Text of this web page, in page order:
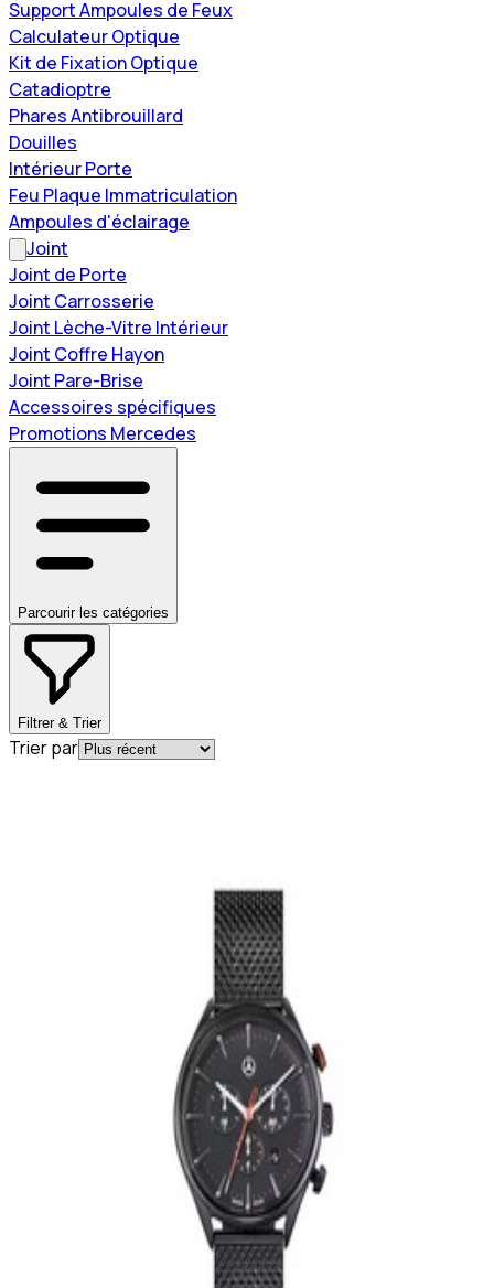
Support Ampoules de Feux
Calculateur Optique
Kit de Fixation Optique
Catadioptre
Phares Antibrouillard
Douilles
Intérieur Porte
Feu Plaque Immatriculation
Ampoules d'éclairage
Joint
Joint de Porte
Joint Carrosserie
Joint Lèche-Vitre Intérieur
Joint Coffre Hayon
Joint Pare-Brise
Accessoires spécifiques
Promotions Mercedes
Parcourir les catégories
Filtrer & Trier
Trier par
Montre Noir homme, Sport Fashion